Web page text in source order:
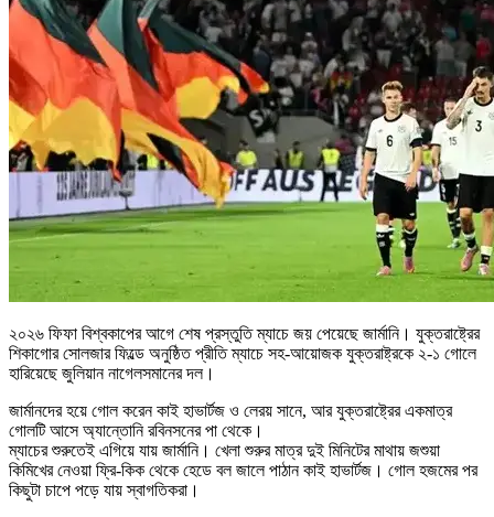
২০২৬ ফিফা বিশ্বকাপের আগে শেষ প্রস্তুতি ম্যাচে জয় পেয়েছে জার্মানি। যুক্তরাষ্ট্রের
শিকাগোর সোলজার ফিল্ডে অনুষ্ঠিত প্রীতি ম্যাচে সহ-আয়োজক যুক্তরাষ্ট্রকে ২-১ গোলে
হারিয়েছে জুলিয়ান নাগেলসমানের দল।
জার্মানদের হয়ে গোল করেন কাই হাভার্টজ ও লেরয় সানে, আর যুক্তরাষ্ট্রের একমাত্র
গোলটি আসে অ্যান্তোনি রবিনসনের পা থেকে।
ম্যাচের শুরুতেই এগিয়ে যায় জার্মানি। খেলা শুরুর মাত্র দুই মিনিটের মাথায় জশুয়া
কিমিখের নেওয়া ফ্রি-কিক থেকে হেডে বল জালে পাঠান কাই হাভার্টজ। গোল হজমের পর
কিছুটা চাপে পড়ে যায় স্বাগতিকরা।